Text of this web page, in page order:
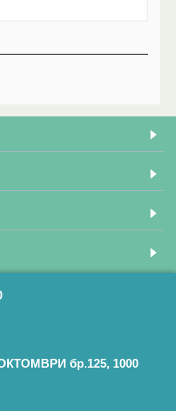
бр.125, 1000